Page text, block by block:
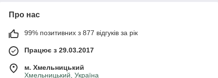
Про нас
99% позитивних з 877 відгуків за рік
Працює з 29.03.2017
м. Хмельницький
Хмельницький, Україна